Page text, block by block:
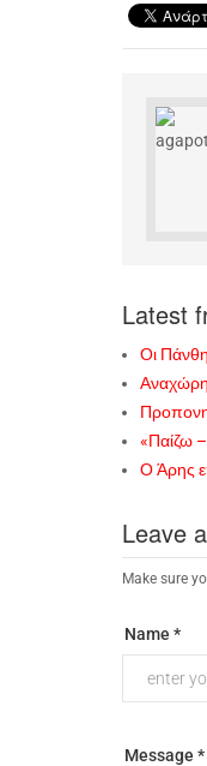
Latest
Οι
«Παίζω
Ο Άρης
Leave
Make sure
Name *
Message *